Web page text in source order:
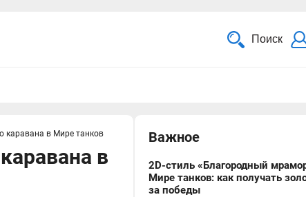
Поиск
каравана в Мире танков
в
Важное
2D-стиль «Благородный
Мире танков: как получать
за победы